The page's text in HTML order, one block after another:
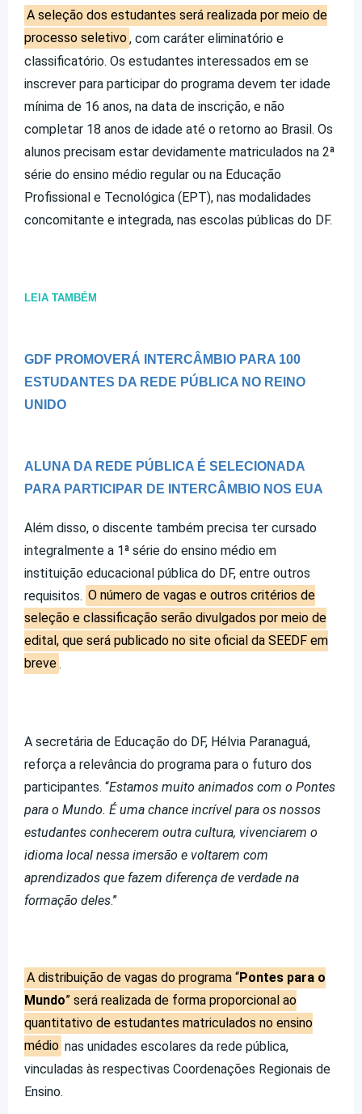
A seleção dos estudantes será realizada por meio de
processo seletivo, com caráter eliminatório e
classificatório. Os estudantes interessados em se
inscrever para participar do programa devem ter idade
mínima de 16 anos, na data de inscrição, e não
completar 18 anos de idade até o retorno ao Brasil. Os
alunos precisam estar devidamente matriculados na 2ª
série do ensino médio regular ou na Educação
Profissional e Tecnológica (EPT), nas modalidades
concomitante e integrada, nas escolas públicas do DF.
LEIA TAMBÉM
GDF PROMOVERÁ INTERCÂMBIO PARA 100
ESTUDANTES DA REDE PÚBLICA NO REINO
UNIDO
ALUNA DA REDE PÚBLICA É SELECIONADA
PARA PARTICIPAR DE INTERCÂMBIO NOS EUA
Além disso, o discente também precisa ter cursado
integralmente a 1ª série do ensino médio em
instituição educacional pública do DF, entre outros
requisitos. O número de vagas e outros critérios de
seleção e classificação serão divulgados por meio de
edital, que será publicado no site oficial da SEEDF em
breve .
A secretária de Educação do DF, Hélvia Paranaguá,
reforça a relevância do programa para o futuro dos
participantes. “Estamos muito animados com o Pontes
para o Mundo. É uma chance incrível para os nossos
estudantes conhecerem outra cultura, vivenciarem o
idioma local nessa imersão e voltarem com
aprendizados que fazem diferença de verdade na
formação deles.”
A distribuição de vagas do programa “Pontes para o
Mundo” será realizada de forma proporcional ao
quantitativo de estudantes matriculados no ensino
médio nas unidades escolares da rede pública,
vinculadas às respectivas Coordenações Regionais de
Ensino.